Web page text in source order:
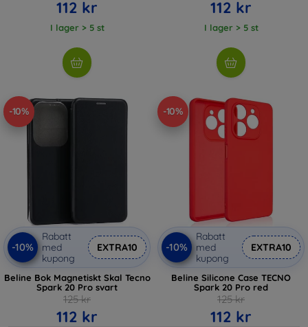
112 kr
I lager > 5 st
112 kr
I lager > 5 st
-10%
-10%
Rabatt
med
kupong
EXTRA10
Beline Bok Magnetiskt Skal Tecno
Spark 20 Pro svart
125 kr
112 kr
-10%
-10%
Rabatt
med
kupong
EXTRA10
Beline Silicone Case TECNO
Spark 20 Pro red
125 kr
112 kr